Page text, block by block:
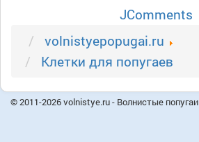
JComments
volnistyepopugai.ru
Клетки для попугаев
© 2011-2026 volnistye.ru - Волнистые попугаи